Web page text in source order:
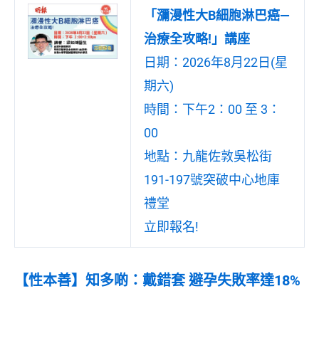
「瀰漫性大B細胞淋巴癌—
治療全攻略!」講座
日期：2026年8月22日(星
期六)
時間：下午2：00 至 3：
00
地點：九龍佐敦吳松街
191-197號突破中心地庫
禮堂
立即報名!
【性本善】知多啲：戴錯套 避孕失敗率達18%